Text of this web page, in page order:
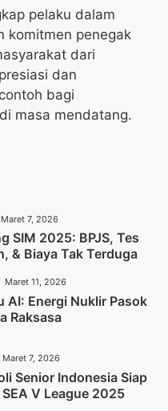
pelaku dalam
komitmen penegak
dari
dan
bagi
masa mendatang.
Maret 7, 2026
SIM 2025: BPJS, Tes
& Biaya Tak Terduga
Maret 11, 2026
AI: Energi Nuklir Pasok
Raksasa
Maret 7, 2026
Senior Indonesia Siap
V League 2025